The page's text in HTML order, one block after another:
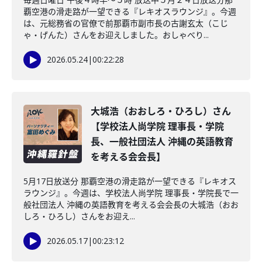
覇空港の滑走路が一望できる『レキオスラウンジ』。今週
は、元総務省の官僚で前那覇市副市長の古謝玄太（こじ
ゃ・げんた）さんをお迎えしました。おしゃべり...
2026.05.24|00:22:28
大城浩（おおしろ・ひろし）さん
【学校法人尚学院 理事長・学院
長、一般社団法人 沖縄の英語教育
を考える会会長】
5月17日放送分 那覇空港の滑走路が一望できる『レキオス
ラウンジ』。今週は、学校法人尚学院 理事長・学院長で一
般社団法人 沖縄の英語教育を考える会会長の大城浩（おお
しろ・ひろし）さんをお迎え...
2026.05.17|00:23:12